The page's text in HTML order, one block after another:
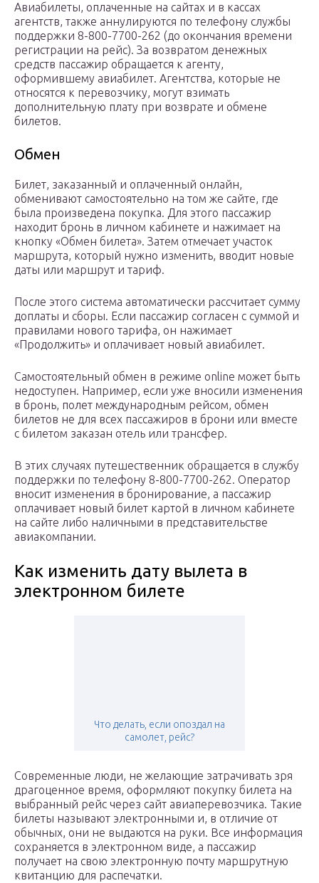
Авиабилеты, оплаченные на сайтах и в кассах
агентств, также аннулируются по телефону службы
поддержки 8-800-7700-262 (до окончания времени
регистрации на рейс). За возвратом денежных
средств пассажир обращается к агенту,
оформившему авиабилет. Агентства, которые не
относятся к перевозчику, могут взимать
дополнительную плату при возврате и обмене
билетов.
Обмен
Билет, заказанный и оплаченный онлайн,
обменивают самостоятельно на том же сайте, где
была произведена покупка. Для этого пассажир
находит бронь в личном кабинете и нажимает на
кнопку «Обмен билета». Затем отмечает участок
маршрута, который нужно изменить, вводит новые
даты или маршрут и тариф.
После этого система автоматически рассчитает сумму
доплаты и сборы. Если пассажир согласен с суммой и
правилами нового тарифа, он нажимает
«Продолжить» и оплачивает новый авиабилет.
Самостоятельный обмен в режиме online может быть
недоступен. Например, если уже вносили изменения
в бронь, полет международным рейсом, обмен
билетов не для всех пассажиров в брони или вместе
с билетом заказан отель или трансфер.
В этих случаях путешественник обращается в службу
поддержки по телефону 8-800-7700-262. Оператор
вносит изменения в бронирование, а пассажир
оплачивает новый билет картой в личном кабинете
на сайте либо наличными в представительстве
авиакомпании.
Как изменить дату вылета в
электронном билете
Что делать, если опоздал на
самолет, рейс?
Современные люди, не желающие затрачивать зря
драгоценное время, оформляют покупку билета на
выбранный рейс через сайт авиаперевозчика. Такие
билеты называют электронными и, в отличие от
обычных, они не выдаются на руки. Все информация
сохраняется в электронном виде, а пассажир
получает на свою электронную почту маршрутную
квитанцию для распечатки.